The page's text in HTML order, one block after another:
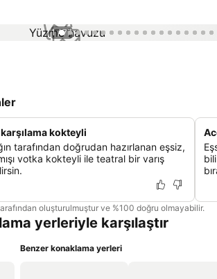
1 / 77
karşılama kokteyli
tarafından doğrudan hazırlanan eşsiz,
votka kokteyli ile teatral bir varış
oluşturulmuştur ve %100 doğru olmayabilir.
yerleriyle karşılaştır
Benzer konaklama yerleri